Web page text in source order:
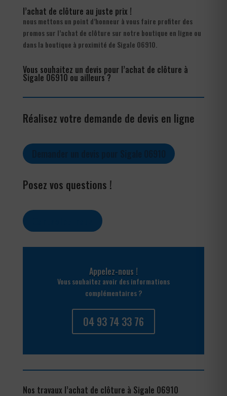
l’achat de clôture au juste prix !
nous mettons un point d’honneur à vous faire profiter des
promos sur l’achat de clôture sur notre boutique en ligne ou
dans la boutique à proximité de Sigale 06910.
Vous souhaitez un devis pour l’achat de clôture à
Sigale 06910 ou ailleurs ?
Réalisez votre demande de devis en ligne
Posez vos questions !
Appelez-nous !
Vous souhaitez avoir des informations
complémentaires ?
04 93 74 33 76
Nos travaux l’achat de clôture à Sigale 06910